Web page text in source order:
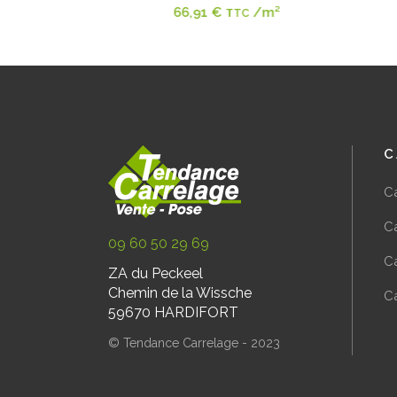
66,91 € TTC /m²
09 60 50 29 69
ZA du Peckeel
Chemin de la Wissche
59670 HARDIFORT
© Tendance Carrelage - 2023